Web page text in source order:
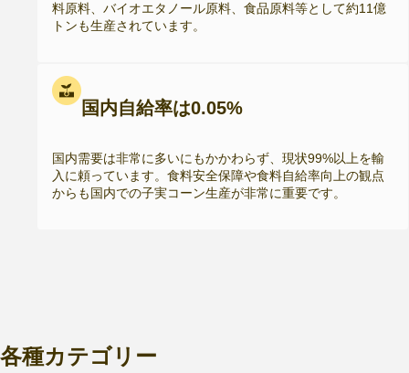
料原料、バイオエタノール原料、食品原料等として約11億
トンも生産されています。
国内自給率は0.05%
国内需要は非常に多いにもかかわらず、現状99%以上を輸
入に頼っています。食料安全保障や食料自給率向上の観点
からも国内での子実コーン生産が非常に重要です。
各種カテゴリー